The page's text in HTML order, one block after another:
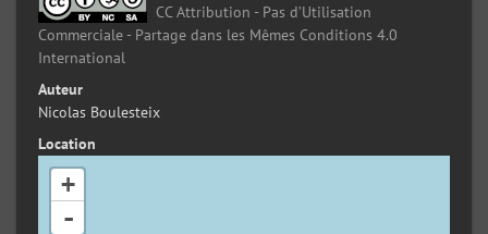
CC Attribution - Pas d’Utilisation
Commerciale - Partage dans les Mêmes Conditions 4.0
International
Auteur
Nicolas Boulesteix
Location
+
-